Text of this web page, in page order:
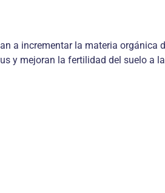
a incrementar la materia orgánica
y mejoran la fertilidad del suelo a